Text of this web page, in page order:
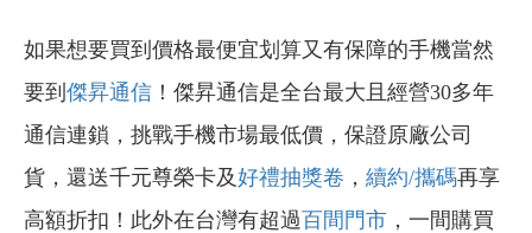
如果想要買到價格最便宜划算又有保障的手機當然
要到 傑昇通信 ！傑昇通信是全台最大且經營30多年
通信連鎖，挑戰手機市場最低價，保證原廠公司
貨，還送千元尊榮卡及好禮抽獎卷 ， 續約/攜碼再享
高額折扣！此外在台灣有超過百間門市 ，一間購買